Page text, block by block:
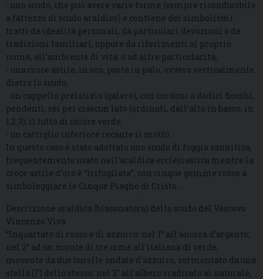
- uno scudo, che può avere varie forme (sempre riconducibile
a fattezze di scudo araldico) e contiene dei simbolismi
tratti da idealità personali, da particolari devozioni o da
tradizioni familiari, oppure da riferimenti al proprio
nome, all’ambiente di vita, o ad altre particolarità;
- una croce astile, in oro, posta in palo, ovvero verticalmente
dietro lo scudo;
- un cappello prelatizio (galero), con cordoni a dodici fiocchi,
pendenti, sei per ciascun lato (ordinati, dall’alto in basso, in
1.2.3), il tutto di colore verde;
- un cartiglio inferiore recante il motto.
In questo caso è stato adottato uno scudo di foggia sannitica,
frequentemente usato nell’araldica ecclesiastica mentre la
croce astile d’oro è “trifogliata”, con cinque gemme rosse a
simboleggiare le Cinque Piaghe di Cristo.
Descrizione araldica (blasonatura) dello scudo del Vescovo
Vincenzo Viva
“Inquartato di rosso e di azzurro: nel 1° all’ancora d’argento;
nel 2° ad un monte di tre cime all’italiana di verde,
movente da due burelle ondate d’azzurro, sormontato da una
stella (7) dello stesso; nel 3° all’albero sradicato al naturale,